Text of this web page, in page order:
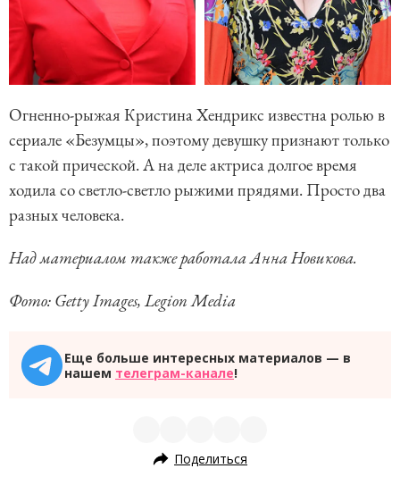
Огненно-рыжая Кристина Хендрикс известна ролью в
сериале «Безумцы», поэтому девушку признают только
с такой прической. А на деле актриса долгое время
ходила со светло-светло рыжими прядями. Просто два
разных человека.
Над материалом также работала Анна Новикова.
Фото: Getty Images, Legion Media
Еще больше интересных материалов — в
нашем телеграм-канале!
Поделиться